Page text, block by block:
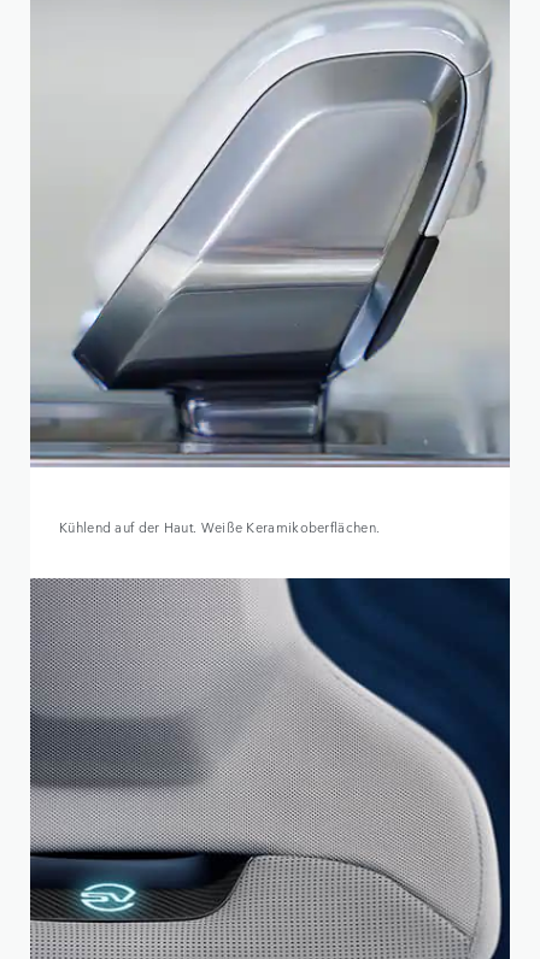
Kühlend auf der Haut. Weiße Keramikoberflächen.